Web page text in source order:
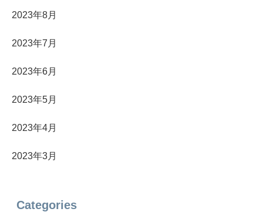
2023年8月
2023年7月
2023年6月
2023年5月
2023年4月
2023年3月
Categories